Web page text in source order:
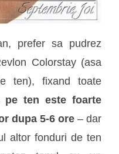
prefer sa pudrez
Colorstay (asa
ten), fixand toate
pe ten este foarte
dupa 5-6 ore – dar
altor fonduri de ten